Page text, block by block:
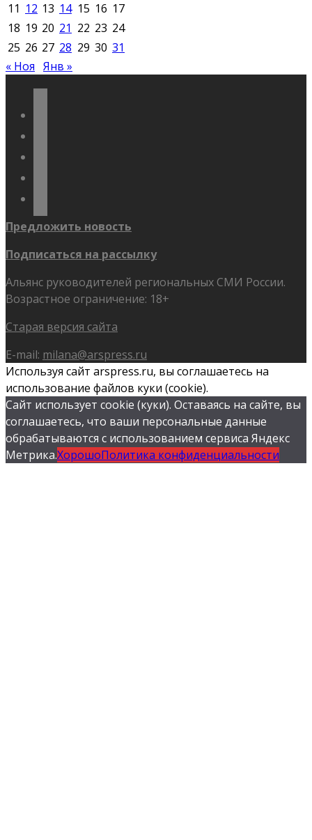
11 12 13 14 15 16 17
18 19 20 21 22 23 24
25 26 27 28 29 30 31
« Ноя Янв »
Предложить новость
Подписаться на рассылку
Альянс руководителей региональных СМИ России.
Возрастное ограничение: 18+
Старая версия сайта
E-mail: milana@arspress.ru
Используя сайт arspress.ru, вы соглашаетесь на
использование файлов куки (cookie).
Сайт использует cookie (куки). Оставаясь на сайте, вы
соглашаетесь, что ваши персональные данные
обрабатываются с использованием сервиса Яндекс
Метрика.ХорошоПолитика конфиденциальности